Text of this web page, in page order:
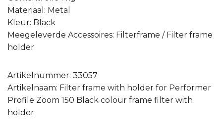
Materiaal: Metal
Kleur: Black
Meegeleverde Accessoires: Filterframe / Filter frame
holder
Artikelnummer: 33057
Artikelnaam: Filter frame with holder for Performer
Profile Zoom 150 Black colour frame filter with
holder